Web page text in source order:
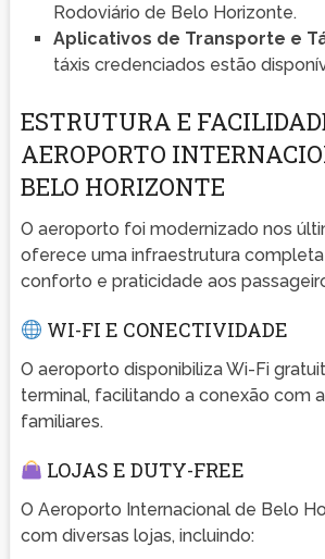
Rodoviário de Belo Horizonte.
Aplicativos de Transporte e
táxis credenciados estão
ESTRUTURA E
AEROPORTO
BELO HORIZONTE
O aeroporto foi modernizado nos
oferece uma infraestrutura completa
conforto e praticidade aos
WI-FI E CONECTIVIDADE
O aeroporto disponibiliza Wi-Fi
terminal, facilitando a conexão com
familiares.
LOJAS E DUTY-FREE
O Aeroporto Internacional de Belo
com diversas lojas, incluindo: